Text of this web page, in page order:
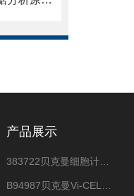
产品展示